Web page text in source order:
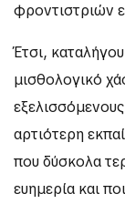
φροντιστριών
Έτσι,
μισθολογικό
αρτιότερη
που δύσκολα
ευημερία και